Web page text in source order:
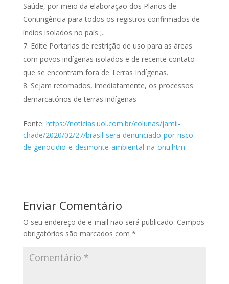
Saúde, por meio da elaboração dos Planos de
Contingência para todos os registros confirmados de
índios isolados no país ;..
Edite Portarias de restrição de uso para as áreas
com povos indígenas isolados e de recente contato
que se encontram fora de Terras Indígenas.
Sejam retomados, imediatamente, os processos
demarcatórios de terras indígenas
Fonte: https://noticias.uol.com.br/colunas/jamil-
chade/2020/02/27/brasil-sera-denunciado-por-risco-
de-genocidio-e-desmonte-ambiental-na-onu.htm
Enviar Comentário
O seu endereço de e-mail não será publicado. Campos
obrigatórios são marcados com *